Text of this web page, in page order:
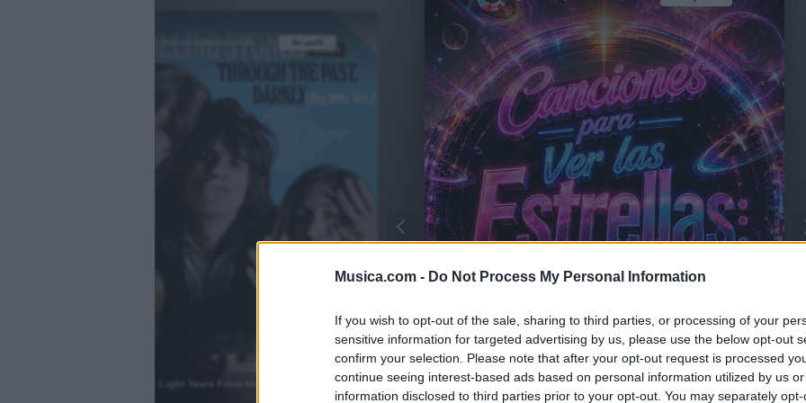
Musica.com - Do Not Process My Personal Information
If you wish to opt-out of the sale, sharing to third parties, or processing of your
sensitive information for targeted advertising by us, please use the below opt-out
confirm your selection. Please note that after your opt-out request is processed
continue seeing interest-based ads based on personal information utilized by us
information disclosed to third parties prior to your opt-out. You may separately
🪐🚀 Canciones para Ver las Estrellas:
Psicodelia y Space Rock 🎸✨
2000 Light Years From Home